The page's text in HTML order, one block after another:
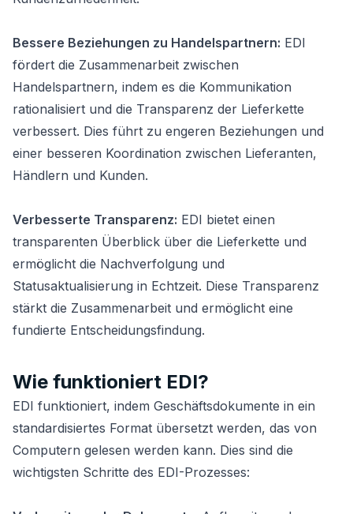
Bessere Beziehungen zu Handelspartnern: EDI
fördert die Zusammenarbeit zwischen
Handelspartnern, indem es die Kommunikation
rationalisiert und die Transparenz der Lieferkette
verbessert. Dies führt zu engeren Beziehungen und
einer besseren Koordination zwischen Lieferanten,
Händlern und Kunden.
Verbesserte Transparenz: EDI bietet einen
transparenten Überblick über die Lieferkette und
ermöglicht die Nachverfolgung und
Statusaktualisierung in Echtzeit. Diese Transparenz
stärkt die Zusammenarbeit und ermöglicht eine
fundierte Entscheidungsfindung.
Wie funktioniert EDI?
EDI funktioniert, indem Geschäftsdokumente in ein
standardisiertes Format übersetzt werden, das von
Computern gelesen werden kann. Dies sind die
wichtigsten Schritte des EDI-Prozesses: